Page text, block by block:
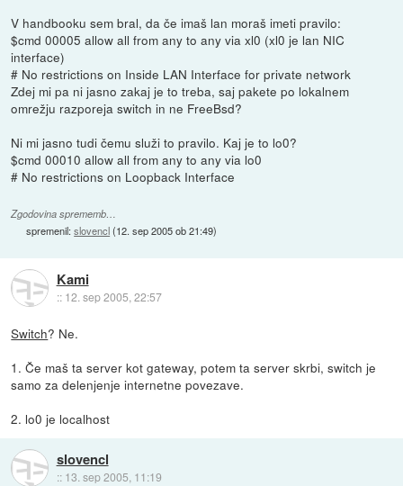
V handbooku sem bral, da če imaš lan moraš imeti pravilo:
$cmd 00005 allow all from any to any via xl0 (xl0 je lan NIC
interface)
# No restrictions on Inside LAN Interface for private network
Zdej mi pa ni jasno zakaj je to treba, saj pakete po lokalnem
omrežju razporeja switch in ne FreeBsd?
Ni mi jasno tudi čemu služi to pravilo. Kaj je to lo0?
$cmd 00010 allow all from any to any via lo0
# No restrictions on Loopback Interface
Zgodovina sprememb…
spremenil:slovencl(12. sep 2005 ob 21:49)
Kami
:: 12. sep 2005, 22:57
Switch? Ne.
1. Če maš ta server kot gateway, potem ta server skrbi, switch je
samo za delenjenje internetne povezave.
2. lo0 je localhost
slovencl
:: 13. sep 2005, 11:19